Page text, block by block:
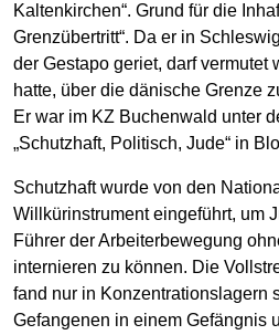
Kaltenkirchen“. Grund für die
Grenzübertritt“. Da er in
der Gestapo geriet, darf vermutet
hatte, über die dänische Grenze
Er war im KZ Buchenwald unter
„Schutzhaft, Politisch, Jude“ in
Schutzhaft wurde von den
Willkürinstrument eingeführt, um
Führer der Arbeiterbewegung
internieren zu können. Die
fand nur in Konzentrationslagern
Gefangenen in einem Gefängnis